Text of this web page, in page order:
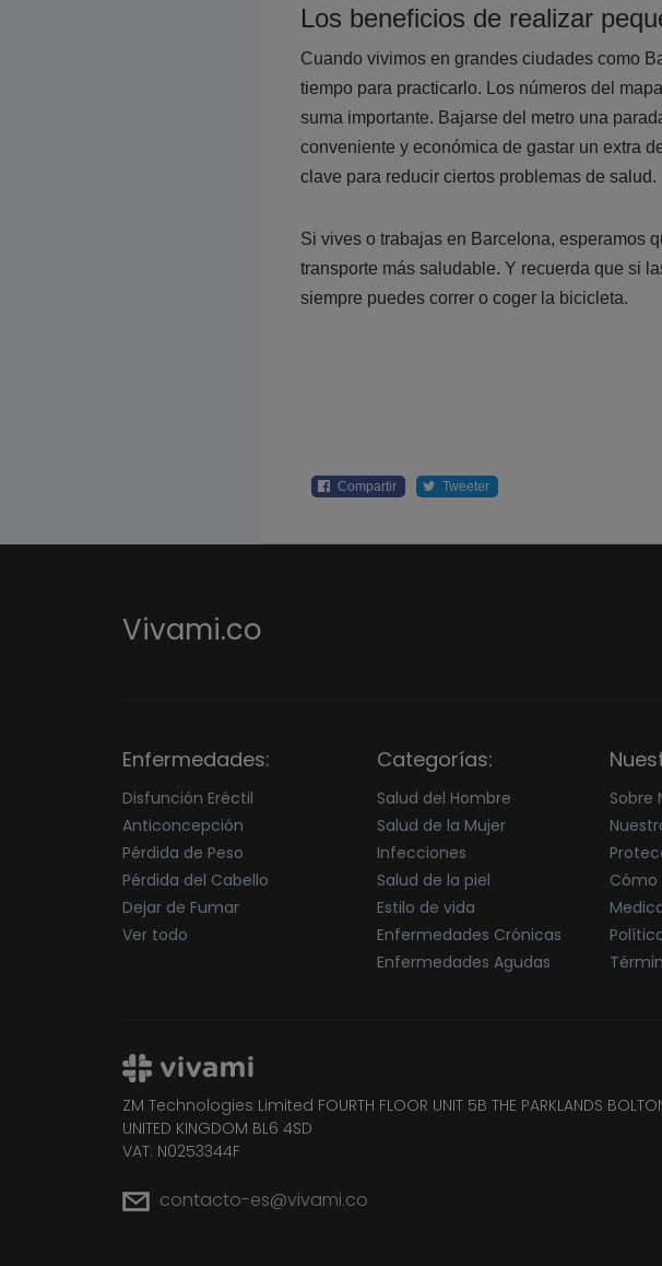
Los beneficios de realizar
Cuando vivimos en grandes ciudades como
tiempo para practicarlo. Los números del
suma importante. Bajarse del metro una
conveniente y económica de gastar un extra
clave para reducir ciertos problemas de salud.
Si vives o trabajas en Barcelona, esperamos
transporte más saludable. Y recuerda que si
siempre puedes correr o coger la bicicleta.
Compartir Tweeter
Vivami.co
Enfermedades:
Disfunción Eréctil
Anticoncepción
Pérdida de Peso
Pérdida del Cabello
Dejar de Fumar
Ver todo
Categorías:
Salud del Hombre
Salud de la Mujer
Infecciones
Salud de la piel
Estilo de vida
Enfermedades Crónicas
Enfermedades Agudas
Sobre
Cómo
ZM Technologies Limited FOURTH FLOOR UNIT 5B THE PARKLANDS
UNITED KINGDOM BL6 4SD
VAT: N0253344F
contacto-es@vivami.co